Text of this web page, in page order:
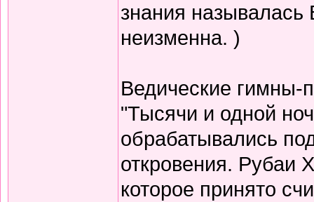
знания
неизменна. )
Ведические гимны-
"Тысячи и одной
обрабатывались
откровения. Рубаи
которое принято